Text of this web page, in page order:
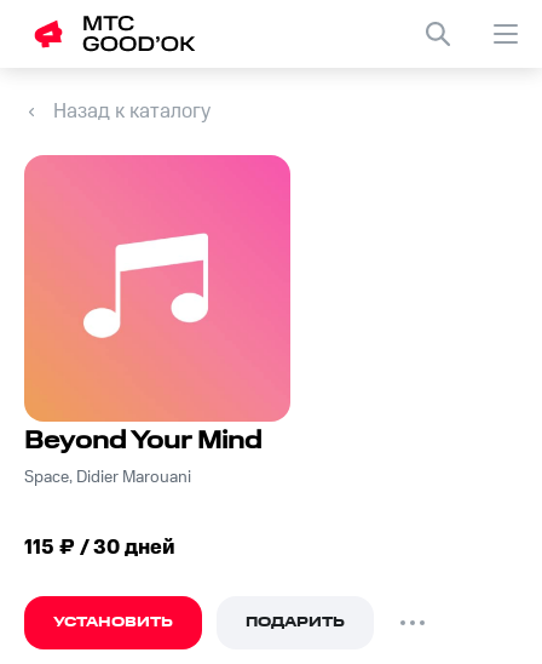
Назад к каталогу
Beyond Your Mind
Space, Didier Marouani
115 ₽ / 30 дней
УСТАНОВИТЬ ПОДАРИТЬ